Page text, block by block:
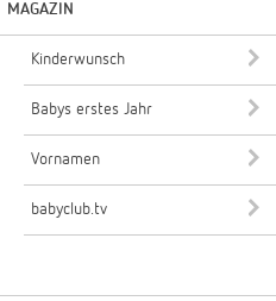
MAGAZIN
Kinderwunsch
Babys erstes Jahr
Vornamen
babyclub.tv